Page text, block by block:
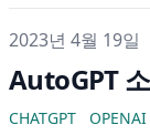
게시일
2023년 4월 19일
AutoGPT
CHATGPT OPENAI